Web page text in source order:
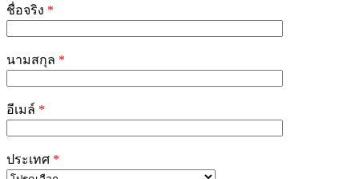
leave
this
field
ชื่อจริง *
นามสกุล *
อีเมล์ *
ประเทศ *